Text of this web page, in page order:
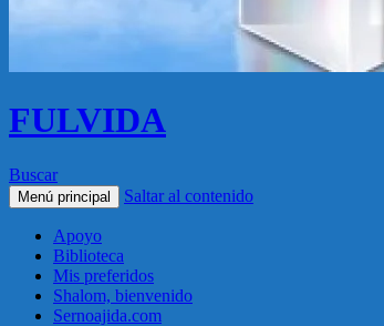
FULVIDA
Buscar
Menú principal Saltar al contenido
Apoyo
Biblioteca
Mis preferidos
Shalom, bienvenido
Sernoajida.com